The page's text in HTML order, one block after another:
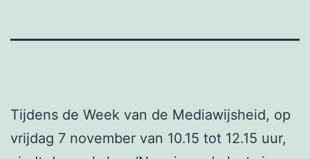
Tijdens de Week van de Mediawijsheid, op
vrijdag 7 november van 10.15 tot 12.15 uur,